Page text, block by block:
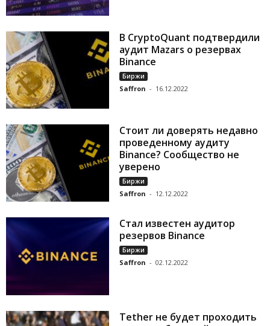
В CryptoQuant подтвердили
аудит Mazars о резервах
Binance
Биржи
Saffron - 16.12.2022
Стоит ли доверять недавно
проведенному аудиту
Binance? Сообщество не
уверено
Биржи
Saffron - 12.12.2022
Стал известен аудитор
резервов Binance
Биржи
Saffron - 02.12.2022
Tether не будет проходить